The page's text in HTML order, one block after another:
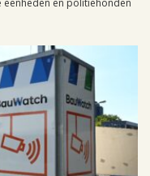
en politiehonden